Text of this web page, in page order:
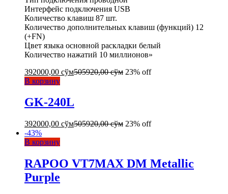
Интерфейс подключения USB
Количество клавиш 87 шт.
Количество дополнительных клавиш (функций) 12
(+FN)
Цвет языка основной раскладки белый
Количество нажатий 10 миллионов»
392000,00 сўм505920,00сўм 23% off
В корзину
GK-240L
392000,00 сўм505920,00сўм 23% off
-43%
В корзину
RAPOO VT7MAX DM Metallic
Purple